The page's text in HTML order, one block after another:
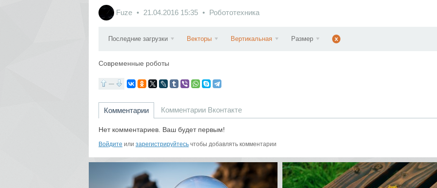
Fuze 21.04.2016 15:35 Робототехника
Последние загрузки Векторы Вертикальная Размер x
Современные роботы
—
Комментарии Комментарии Вконтакте
Нет комментариев. Ваш будет первым!
Войдите или зарегистрируйтесь чтобы добавлять комментарии